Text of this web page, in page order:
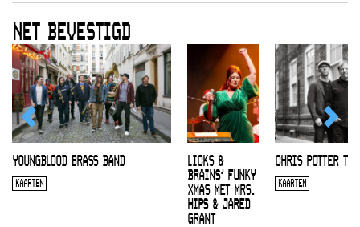
NET BEVESTIGD
YOUNGBLOOD BRASS BAND
KAARTEN
LICKS &
BRAINS’ FUNKY
XMAS MET MRS.
HIPS & JARED
GRANT
CHRIS POTTER
KAARTEN